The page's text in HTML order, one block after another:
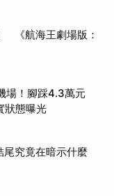
《航海王劇場版：
場！腳踩4.3萬元
態曝光
尾究竟在暗示什麼